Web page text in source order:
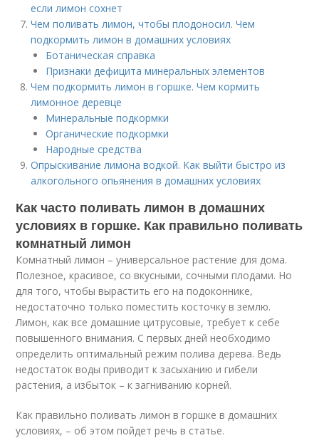
если лимон сохнет
Чем поливать лимон, чтобы плодоносил. Чем
подкормить лимон в домашних условиях
Ботаническая справка
Признаки дефицита минеральных элементов
Чем подкормить лимон в горшке. Чем кормить
лимонное деревце
Минеральные подкормки
Органические подкормки
Народные средства
Опрыскивание лимона водкой. Как выйти быстро из
алкогольного опьянения в домашних условиях
Как часто поливать лимон в домашних
условиях в горшке. Как правильно поливать
комнатный лимон
Комнатный лимон – универсальное растение для дома.
Полезное, красивое, со вкусными, сочными плодами. Но
для того, чтобы вырастить его на подоконнике,
недостаточно только поместить косточку в землю.
Лимон, как все домашние цитрусовые, требует к себе
повышенного внимания. С первых дней необходимо
определить оптимальный режим полива дерева. Ведь
недостаток воды приводит к засыханию и гибели
растения, а избыток – к загниванию корней.
Как правильно поливать лимон в горшке в домашних
условиях, – об этом пойдет речь в статье.